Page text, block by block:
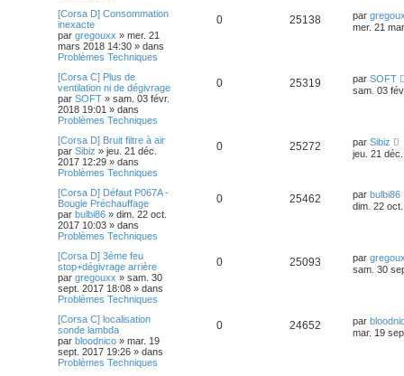
[Corsa D] Consommation
inexacte
par gregouxx » mer. 21
mars 2018 14:30 » dans
Problèmes Techniques
0 25138 par
mer. 21
[Corsa C] Plus de
ventilation ni de dégivrage
par SOFT » sam. 03 févr.
2018 19:01 » dans
Problèmes Techniques
0 25319 par SOFT
sam. 03
[Corsa D] Bruit filtre à air
par Sibiz » jeu. 21 déc.
2017 12:29 » dans
Problèmes Techniques
0 25272 par Sibiz
jeu. 21
[Corsa D] Défaut P067A -
Bougie Préchauffage
par bulbi86 » dim. 22 oct.
2017 10:03 » dans
Problèmes Techniques
0 25462 par bulbi86
dim. 22
[Corsa D] 3ème feu
stop+dégivrage arrière
par gregouxx » sam. 30
sept. 2017 18:08 » dans
Problèmes Techniques
0 25093 par
sam. 30
[Corsa C] localisation
sonde lambda
par bloodnico » mar. 19
sept. 2017 19:26 » dans
Problèmes Techniques
0 24652 par
mar. 19